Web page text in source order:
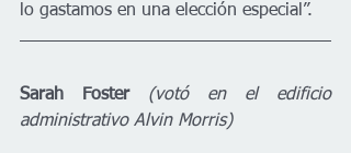
lo gastamos en una elección especial”.
Sarah Foster
(votó en el edificio
administrativo Alvin Morris)